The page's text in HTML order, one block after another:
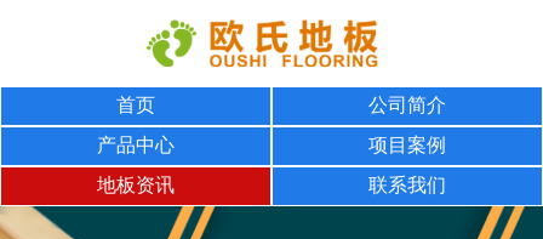
首页
公司简介
产品中心
项目案例
地板资讯
联系我们